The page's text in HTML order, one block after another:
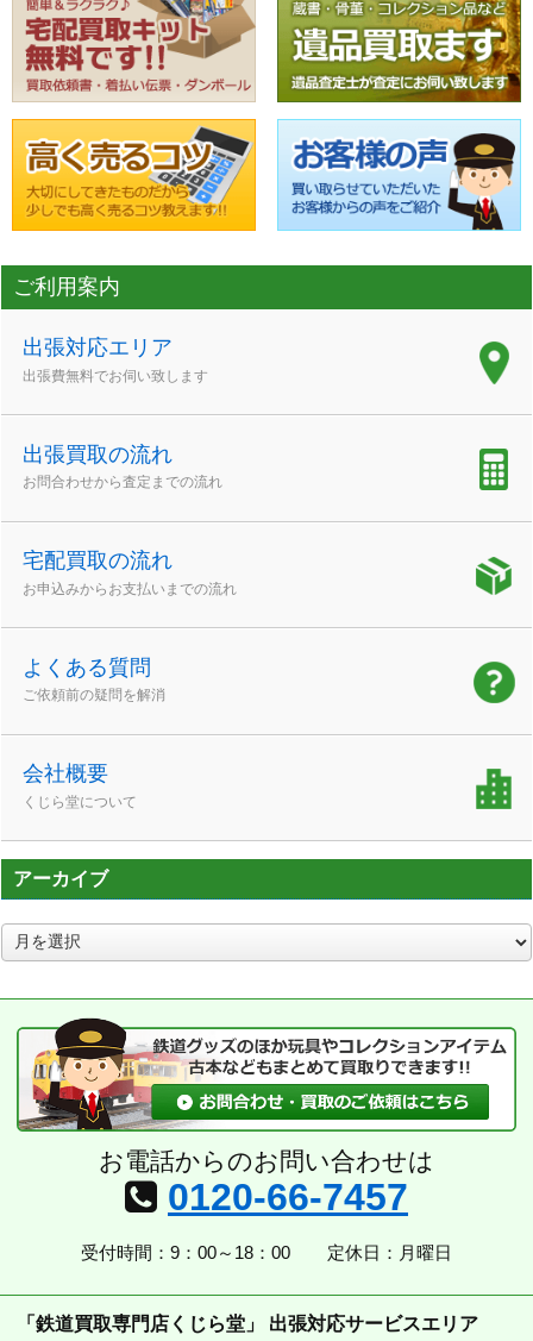
ご利用案内
出張対応エリア
出張費無料でお伺い致します
出張買取の流れ
お問合わせから査定までの流れ
宅配買取の流れ
お申込みからお支払いまでの流れ
よくある質問
ご依頼前の疑問を解消
会社概要
くじら堂について
アーカイブ
ア
ー
ブ
お電話からのお問い合わせは
0120-66-7457
受付時間：9：00～18：00 定休日：月曜日
「鉄道買取専門店くじら堂」 出張対応サービスエリア